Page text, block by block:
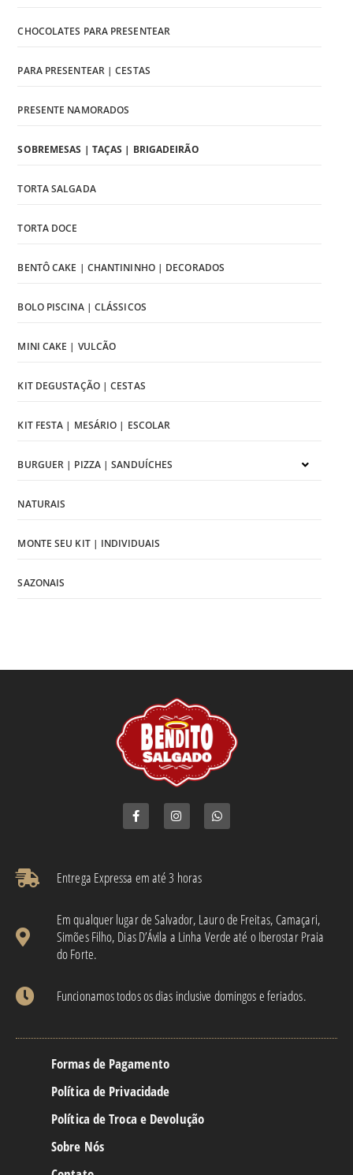
CHOCOLATES PARA PRESENTEAR
PARA PRESENTEAR | CESTAS
PRESENTE NAMORADOS
SOBREMESAS | TAÇAS | BRIGADEIRÃO
TORTA SALGADA
TORTA DOCE
BENTÔ CAKE | CHANTININHO | DECORADOS
BOLO PISCINA | CLÁSSICOS
MINI CAKE | VULCÃO
KIT DEGUSTAÇÃO | CESTAS
KIT FESTA | MESÁRIO | ESCOLAR
BURGUER | PIZZA | SANDUÍCHES
NATURAIS
MONTE SEU KIT | INDIVIDUAIS
SAZONAIS
Entrega Expressa em até 3 horas​
Em qualquer lugar de Salvador, Lauro de Freitas, Camaçari,
Simões Filho, Dias D’Ávila a Linha Verde até o Iberostar Praia
do Forte.
Funcionamos todos os dias inclusive domingos e feriados.
Formas de Pagamento
Política de Privacidade
Política de Troca e Devolução
Sobre Nós